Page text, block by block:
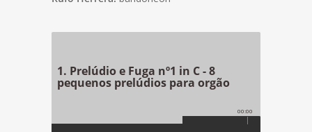
1. Prelúdio e Fuga nº1 in C - 8
pequenos prelúdios para orgão
00:00